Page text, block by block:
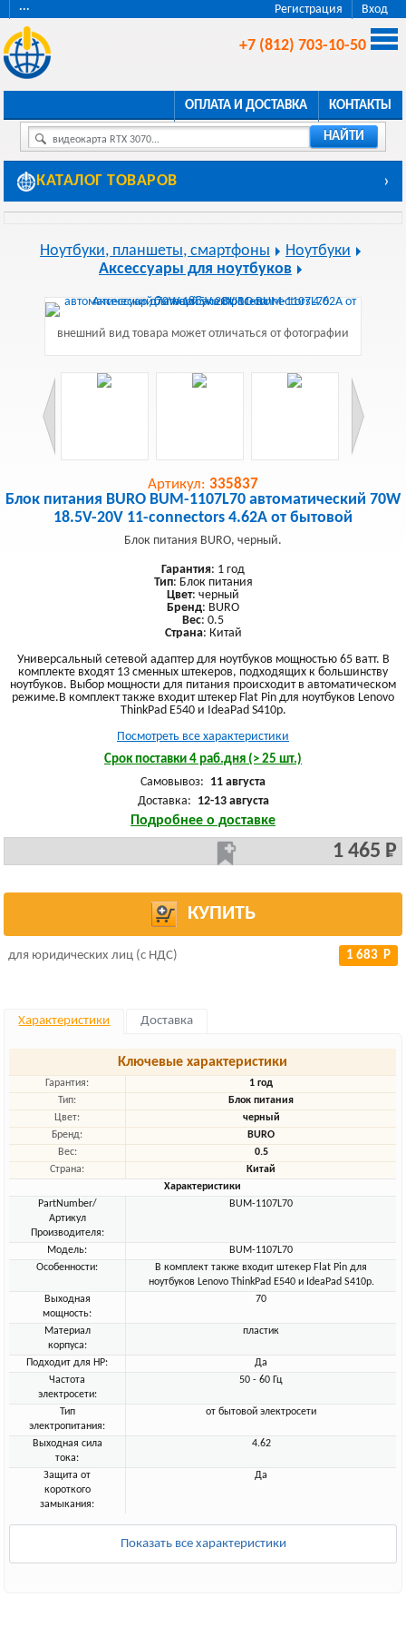
Регистрация Вход
···
+7 (812) 703-10-50
ОПЛАТА И ДОСТАВКА КОНТАКТЫ
видеокарта RTX 3070... НАЙТИ
КАТАЛОГ ТОВАРОВ ›
Ноутбуки, планшеты, смартфоны
Ноутбуки
Аксессуары для ноутбуков
внешний вид товара может отличаться от фотографии
Артикул: 335837
Блок питания BURO BUM-1107L70 автоматический 70W
18.5V-20V 11-connectors 4.62A от бытовой
Блок питания BURO, черный.
Гарантия: 1 год
Тип: Блок питания
Цвет: черный
Бренд: BURO
Вес: 0.5
Страна: Китай
Универсальный сетевой адаптер для ноутбуков мощностью 65 ватт. В
комплекте входят 13 сменных штекеров, подходящих к большинству
ноутбуков. Выбор мощности для питания происходит в автоматическом
режиме.В комплект также входит штекер Flat Pin для ноутбуков Lenovo
ThinkPad E540 и IdeaPad S410p.
Посмотреть все характеристики
Срок поставки 4 раб.дня (> 25 шт.)
Самовывоз: 11 августа
Доставка: 12-13 августа
Подробнее о доставке
1 465 Р
КУПИТЬ
для юридических лиц (с НДС) 1 683 Р
Характеристики Доставка
Ключевые характеристики
Гарантия:
1 год
Тип:
Блок питания
Цвет:
черный
Бренд:
BURO
Вес:
0.5
Страна:
Китай
Характеристики
PartNumber/
Артикул
Производителя:
BUM-1107L70
Модель:
BUM-1107L70
Особенности:
В комплект также входит штекер Flat Pin для
ноутбуков Lenovo ThinkPad E540 и IdeaPad S410p.
Выходная
мощность:
70
Материал
корпуса:
пластик
Подходит для HP:
Да
Частота
электросети:
50 - 60 Гц
Тип
электропитания:
от бытовой электросети
Выходная сила
тока:
4.62
Защита от
короткого
замыкания:
Да
Показать все характеристики